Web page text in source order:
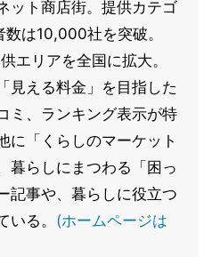
ット商店街。提供カテゴ
は10,000社を突破。
エリアを全国に拡大。
見える料金」を目指した
ミ、ランキング表示が特
に「くらしのマーケット
暮らしにまつわる「困っ
記事や、暮らしに役立つ
る。 (ホームページは